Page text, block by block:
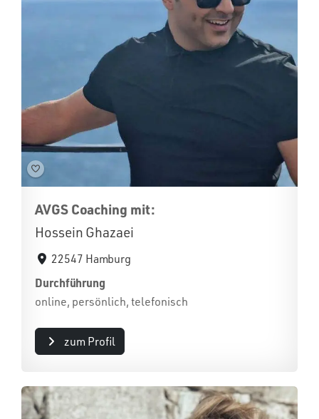
AVGS Coaching mit:
Hossein Ghazaei
22547 Hamburg
Durchführung
online, persönlich, telefonisch
zum Profil